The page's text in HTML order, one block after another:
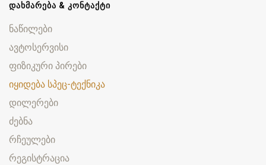
ᲓᲐᲮᲛᲐᲠᲔᲑᲐ & ᲙᲝᲜᲢᲐᲥᲢᲘ
ნაწილები
ავტოსერვისი
ფიზიკური პირები
იყიდება სპეც-ტექნიკა
დილერები
ძებნა
რჩეულები
რეგისტრაცია